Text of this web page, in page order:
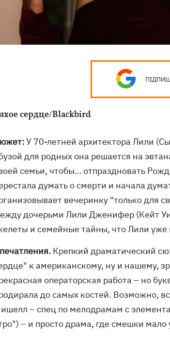
сердце/Blackbird
У 70-летней архитектора Лили
для родных она решается на
семьи, чтобы… отпраздновать
думать о смерти и начала
вечеринку "только для
дочерьми Лили Дженифер (Кейт
и семейные тайны, что Лили уже
Крепкий драматический
к американскому, ну и нашему,
операторская работа – но
до самых костей. Возможно,
– спец по мелодрамам с
– и просто драма, где смешки